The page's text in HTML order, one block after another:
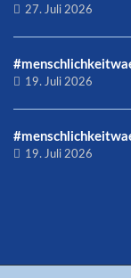
27. Juli 2026
19. Juli 2026
19. Juli 2026